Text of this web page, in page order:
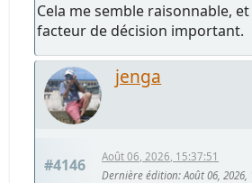
Cela me semble raisonnable,
facteur de décision important.
jenga
#4146
Août 06, 2026, 15:37:51
Dernière édition: Août 06,